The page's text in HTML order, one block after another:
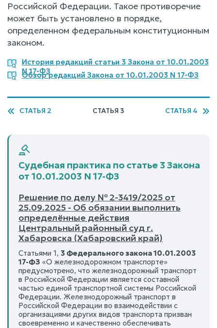
Российской Федерации. Такое противоречие
может быть установлено в порядке,
определенном федеральным конституционным
законом.
История редакций статьи 3 Закона от 10.01.2003
N 17-ФЗ
Обзор редакций Закона от 10.01.2003 N 17-ФЗ
СТАТЬЯ 2 СТАТЬЯ 3 СТАТЬЯ 4
Судебная практика по статье 3 Закона
от 10.01.2003 N 17-ФЗ
Решение по делу № 2-3419/2025 от
25.09.2025 - Об обязании выполнить
определённые действия
Центральный районный суд г.
Хабаровска (Хабаровский край)
Статьями 1, 3 Федерального закона 10.01.2003
17-ФЗ «О железнодорожном транспорте»
предусмотрено, что железнодорожный транспорт
в Российской Федерации является составной
частью единой транспортной системы Российской
Федерации. Железнодорожный транспорт в
Российской Федерации во взаимодействии с
организациями других видов транспорта призван
своевременно и качественно обеспечивать